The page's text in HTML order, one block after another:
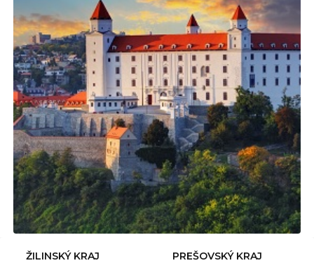
ŽILINSKÝ KRAJ PREŠOVSKÝ KRAJ